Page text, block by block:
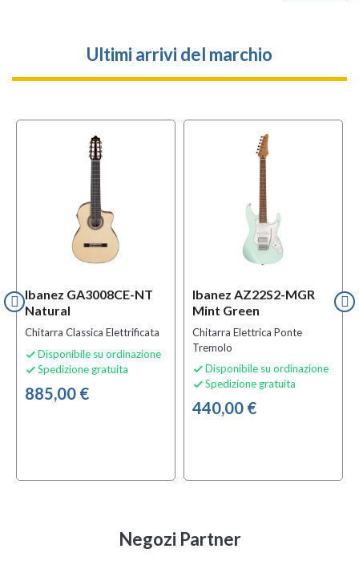
Ultimi arrivi del marchio
Ibanez GA3008CE-NT
Natural
Chitarra Classica Elettrificata
 Disponibile su ordinazione
 Spedizione gratuita
885,00 €
Ibanez AZ22S2-MGR
Mint Green
Chitarra Elettrica Ponte
Tremolo
 Disponibile su ordinazione
 Spedizione gratuita
440,00 €
Negozi Partner